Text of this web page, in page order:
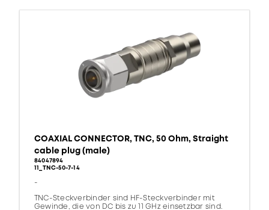
COAXIAL CONNECTOR, TNC, 50 Ohm, Straight
cable plug (male)
84047894
11_TNC-50-7-14
-
TNC-Steckverbinder sind HF-Steckverbinder mit
Gewinde, die von DC bis zu 11 GHz einsetzbar sind.